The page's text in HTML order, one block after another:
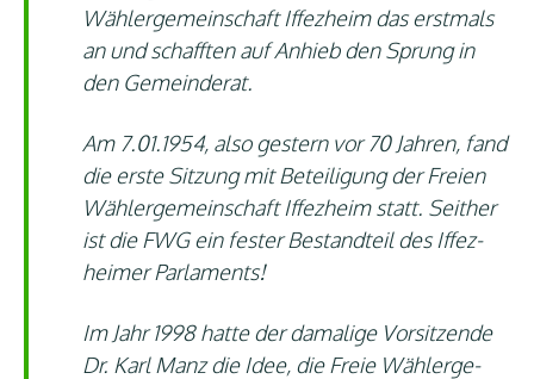
Wäh­ler­ge­mein­schaft Iffez­heim das erst­mals
an und schaff­ten auf Anhieb den Sprung in
den Gemeinderat.
Am 7.01.1954, also ges­tern vor 70 Jah­ren, fand
die ers­te Sit­zung mit Betei­li­gung der Frei­en
Wäh­ler­ge­mein­schaft Iffez­heim statt. Seit­her
ist die FWG ein fes­ter Bestand­teil des Iffez­
hei­mer Parlaments!
Im Jahr 1998 hat­te der dama­li­ge Vor­sit­zen­de
Dr. Karl Manz die Idee, die Freie Wäh­ler­ge­